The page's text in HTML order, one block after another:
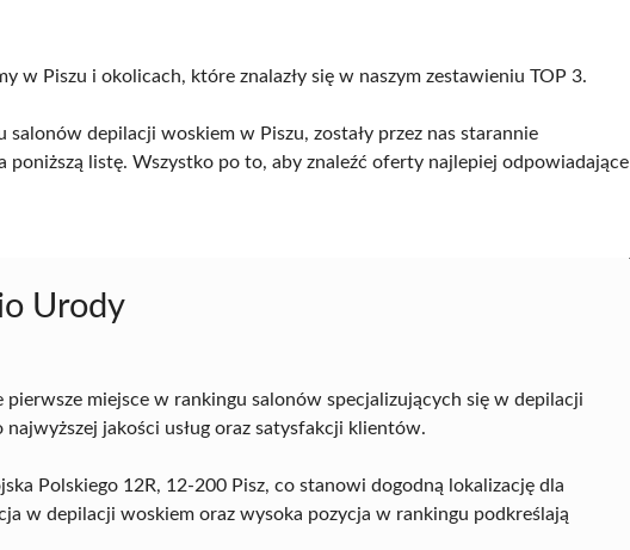
w Piszu i okolicach, które znalazły się w naszym zestawieniu TOP 3.
depilacji woskiem w Piszu, zostały przez nas starannie
poniższą listę. Wszystko po to, aby znaleźć oferty najlepiej odpowiadające
Urody
pierwsze miejsce w rankingu salonów specjalizujących się w depilacji
jakości usług oraz satysfakcji klientów.
Polskiego 12R, 12-200 Pisz, co stanowi dogodną lokalizację dla
w depilacji woskiem oraz wysoka pozycja w rankingu podkreślają